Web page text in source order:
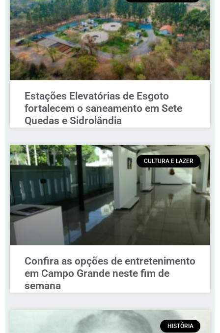
Estações Elevatórias de Esgoto
fortalecem o saneamento em Sete
Quedas e Sidrolândia
CULTURA E LAZER
Confira as opções de entretenimento
em Campo Grande neste fim de
semana
HISTÓRIA